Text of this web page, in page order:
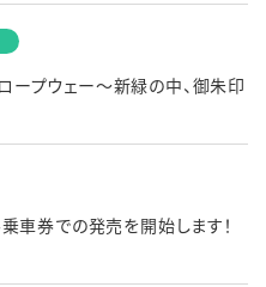
ープウェー～新緑の中、御朱印
乗車券での発売を開始します！